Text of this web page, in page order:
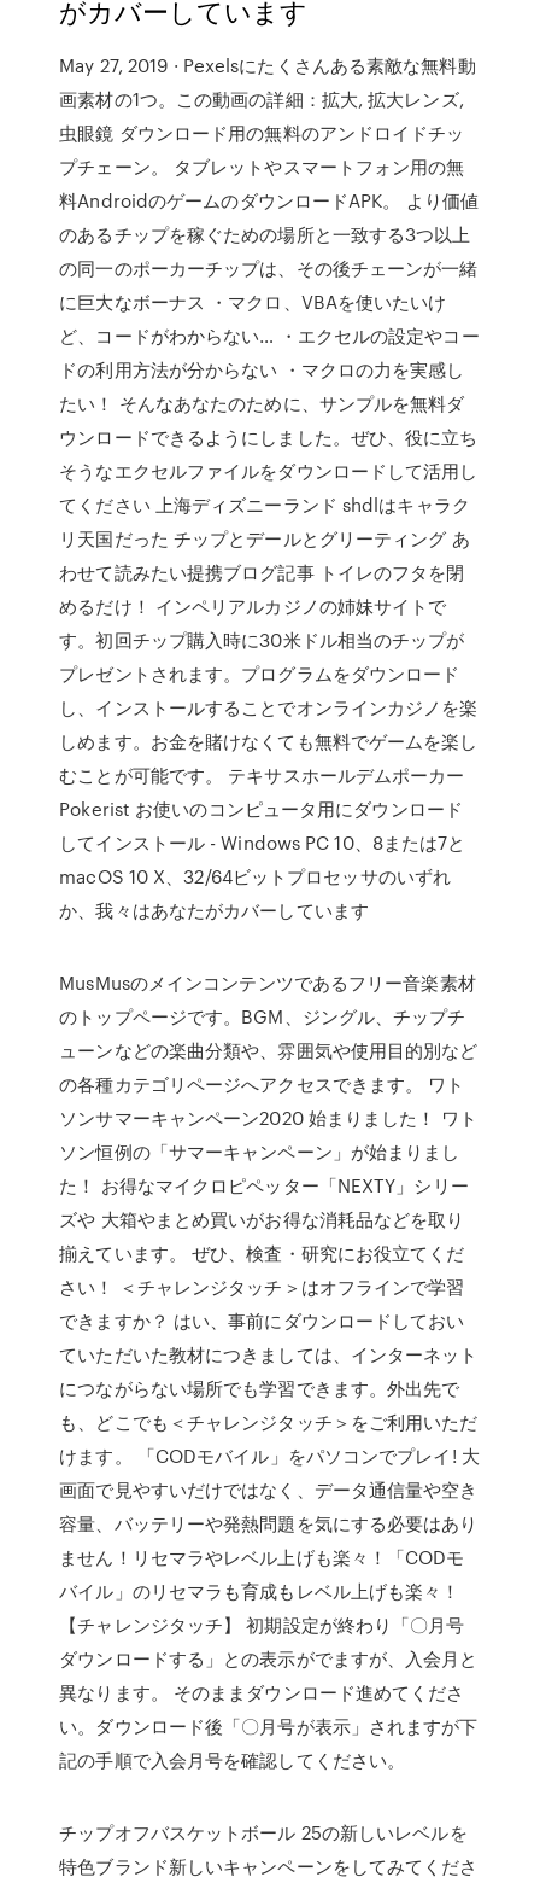
がカバーしています
May 27, 2019 · Pexelsにたくさんある素敵な無料動
画素材の1つ。この動画の詳細：拡大, 拡大レンズ,
虫眼鏡 ダウンロード用の無料のアンドロイドチッ
プチェーン。 タブレットやスマートフォン用の無
料AndroidのゲームのダウンロードAPK。 より価値
のあるチップを稼ぐための場所と一致する3つ以上
の同一のポーカーチップは、その後チェーンが一緒
に巨大なボーナス ・マクロ、VBAを使いたいけ
ど、コードがわからない… ・エクセルの設定やコー
ドの利用方法が分からない ・マクロの力を実感し
たい！ そんなあなたのために、サンプルを無料ダ
ウンロードできるようにしました。ぜひ、役に立ち
そうなエクセルファイルをダウンロードして活用し
てください 上海ディズニーランド shdlはキャラク
リ天国だった チップとデールとグリーティング あ
わせて読みたい提携ブログ記事 トイレのフタを閉
めるだけ！ インペリアルカジノの姉妹サイトで
す。初回チップ購入時に30米ドル相当のチップが
プレゼントされます。プログラムをダウンロード
し、インストールすることでオンラインカジノを楽
しめます。お金を賭けなくても無料でゲームを楽し
むことが可能です。 テキサスホールデムポーカー
Pokerist お使いのコンピュータ用にダウンロード
してインストール - Windows PC 10、8または7と
macOS 10 X、32/64ビットプロセッサのいずれ
か、我々はあなたがカバーしています
MusMusのメインコンテンツであるフリー音楽素材
のトップページです。BGM、ジングル、チップチ
ューンなどの楽曲分類や、雰囲気や使用目的別など
の各種カテゴリページへアクセスできます。 ワト
ソンサマーキャンペーン2020 始まりました！ ワト
ソン恒例の「サマーキャンペーン」が始まりまし
た！ お得なマイクロピペッター「NEXTY」シリー
ズや 大箱やまとめ買いがお得な消耗品などを取り
揃えています。 ぜひ、検査・研究にお役立てくだ
さい！ ＜チャレンジタッチ＞はオフラインで学習
できますか？ はい、事前にダウンロードしておい
ていただいた教材につきましては、インターネット
につながらない場所でも学習できます。外出先で
も、どこでも＜チャレンジタッチ＞をご利用いただ
けます。 「CODモバイル」をパソコンでプレイ! 大
画面で見やすいだけではなく、データ通信量や空き
容量、バッテリーや発熱問題を気にする必要はあり
ません！リセマラやレベル上げも楽々！「CODモ
バイル」のリセマラも育成もレベル上げも楽々！
【チャレンジタッチ】 初期設定が終わり「〇月号
ダウンロードする」との表示がでますが、入会月と
異なります。 そのままダウンロード進めてくださ
い。ダウンロード後「〇月号が表示」されますが下
記の手順で入会月号を確認してください。
チップオフバスケットボール 25の新しいレベルを
特色ブランド新しいキャンペーンをしてみてくださ